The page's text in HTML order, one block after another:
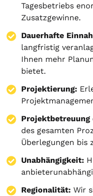
Tagesbetriebs
Zusatzgewinne.
Dauerhafte
langfristig
Ihnen mehr
bietet.
Projektierung:
Projektbetreuung
des gesamten
Überlegungen bis
Unabhängigkeit:
Regionalität: Wir